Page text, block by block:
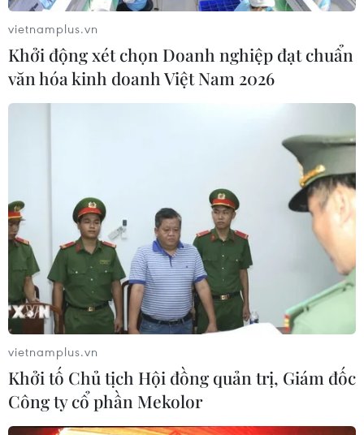
vietnamplus.vn
Khởi động xét chọn Doanh nghiệp đạt chuẩn
văn hóa kinh doanh Việt Nam 2026
vietnamplus.vn
Khởi tố Chủ tịch Hội đồng quản trị, Giám đốc
Công ty cổ phần Mekolor